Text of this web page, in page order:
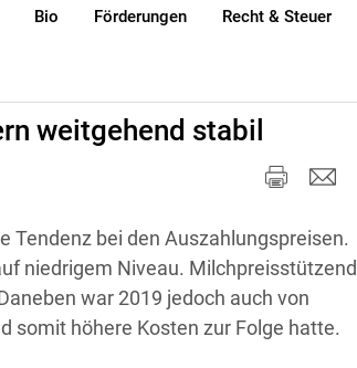
Bio Förderungen Recht & Steuer
weitgehend stabil
Tendenz bei den Auszahlungspreisen.
niedrigem Niveau. Milchpreisstützend
war 2019 jedoch auch von
somit höhere Kosten zur Folge hatte.